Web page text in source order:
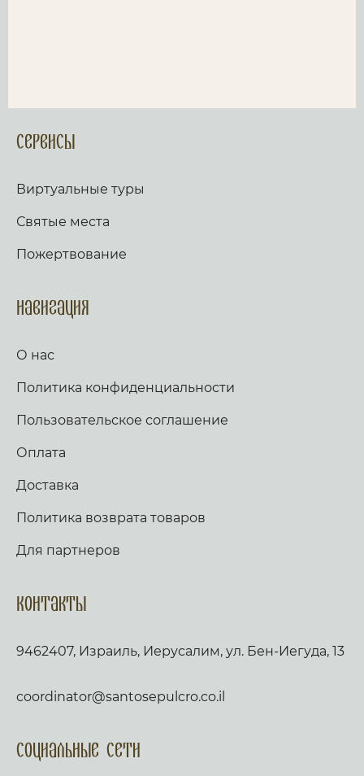
Сервисы
Виртуальные туры
Святые места
Пожертвование
Навигация
О нас
Политика конфиденциальности
Пользовательское соглашение
Оплата
Доставка
Политика возврата товаров
Для партнеров
Контакты
9462407, Израиль, Иерусалим, ул. Бен-Иегуда, 13
coordinator@santosepulcro.co.il
Социальные сети